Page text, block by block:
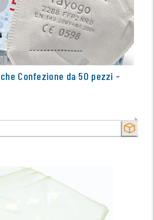
SECCO
Confezione da 50 pezzi -